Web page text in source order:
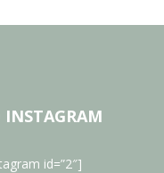
INSTAGRAM
id=”2″]